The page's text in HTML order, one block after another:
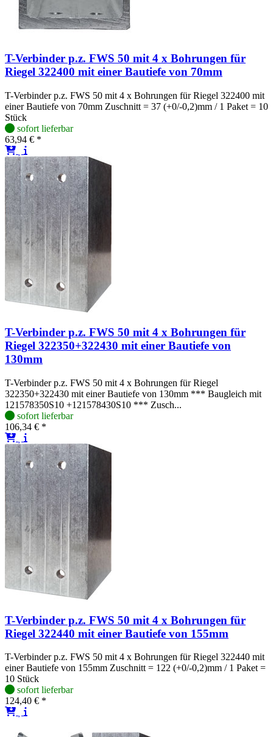
T-Verbinder p.z. FWS 50 mit 4 x Bohrungen für
Riegel 322400 mit einer Bautiefe von 70mm
T-Verbinder p.z. FWS 50 mit 4 x Bohrungen für Riegel 322400 mit
einer Bautiefe von 70mm Zuschnitt = 37 (+0/-0,2)mm / 1 Paket = 10
Stück
sofort lieferbar
63,94 € *
T-Verbinder p.z. FWS 50 mit 4 x Bohrungen für
Riegel 322350+322430 mit einer Bautiefe von
130mm
T-Verbinder p.z. FWS 50 mit 4 x Bohrungen für Riegel
322350+322430 mit einer Bautiefe von 130mm *** Baugleich mit
121578350S10 +121578430S10 *** Zusch...
sofort lieferbar
106,34 € *
T-Verbinder p.z. FWS 50 mit 4 x Bohrungen für
Riegel 322440 mit einer Bautiefe von 155mm
T-Verbinder p.z. FWS 50 mit 4 x Bohrungen für Riegel 322440 mit
einer Bautiefe von 155mm Zuschnitt = 122 (+0/-0,2)mm / 1 Paket =
10 Stück
sofort lieferbar
124,40 € *